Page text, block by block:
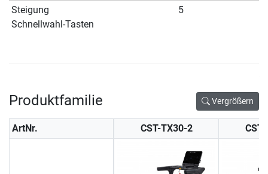
Steigung
Schnellwahl-Tasten
5
Produktfamilie Vergrößern
ArtNr. CST-TX30-2